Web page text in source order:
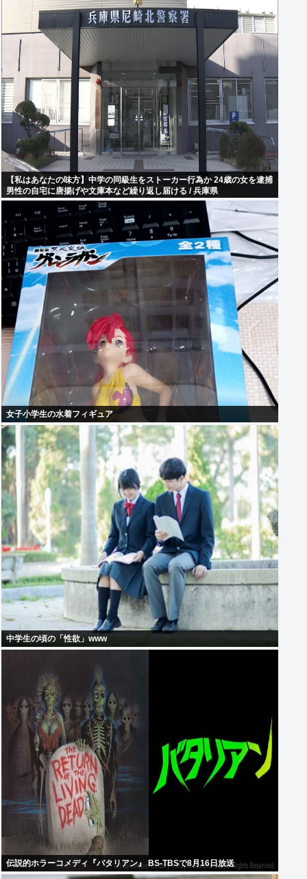
【私はあなたの味方】中学の同級生をストーカー行為か 24歳の女を逮捕
男性の自宅に唐揚げや文庫本など繰り返し届ける / 兵庫県
女子小学生の水着フィギュア
中学生の頃の「性欲」www
伝説的ホラーコメディ『バタリアン』 BS-TBSで8月16日放送